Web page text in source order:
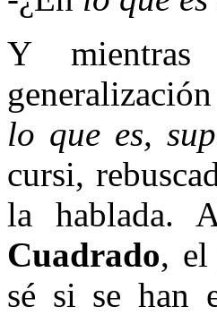
Y
lo que es,
cursi,
la hablada.
Cuadrado, el
sé si se han